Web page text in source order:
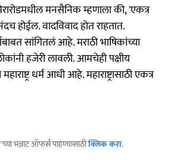
मनसैनिक म्हणाला की, 'एकत्र
होईल. वादविवाद होत राहतात.
सांगितलं आहे. मराठी भाषिकांच्या
हजेरी लावली. आमचेही पक्षीय
धर्म आधी आहे. महाराष्ट्रासाठी एकत्र
भन्नाट ऑफर्स पाहण्यासाठीक्लिक करा.